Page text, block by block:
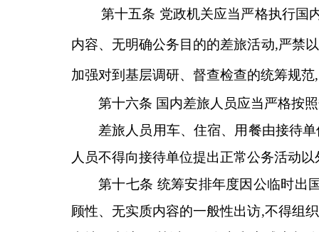
第十五条 党政机关应当严格执行国
内容、无明确公务目的的差旅活动,严禁
加强对到基层调研、督查检查的统筹规
第十六条 国内差旅人员应当严格按
差旅人员用车、住宿、用餐由接待
人员不得向接待单位提出正常公务活动
第十七条 统筹安排年度因公临时出
顾性、无实质内容的一般性出访,不得组